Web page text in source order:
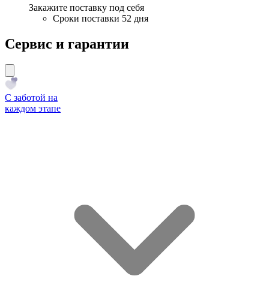
Закажите поставку под себя
Сроки поставки 52 дня
Сервис и гарантии
С заботой на
каждом этапе